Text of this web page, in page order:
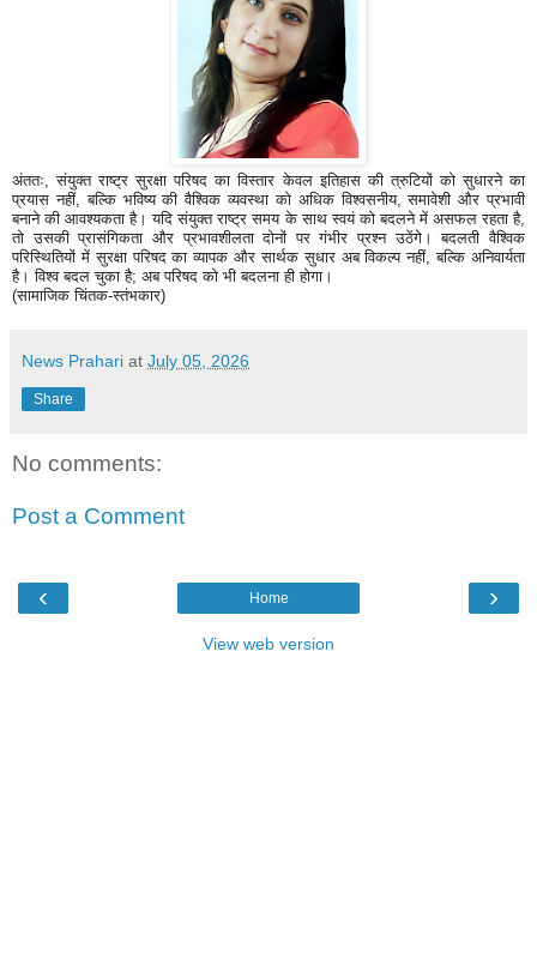
अंततः, संयुक्त राष्ट्र सुरक्षा परिषद का विस्तार केवल इतिहास की त्रुटियों को सुधारने का
प्रयास नहीं, बल्कि भविष्य की वैश्विक व्यवस्था को अधिक विश्वसनीय, समावेशी और प्रभावी
बनाने की आवश्यकता है। यदि संयुक्त राष्ट्र समय के साथ स्वयं को बदलने में असफल रहता है,
तो उसकी प्रासंगिकता और प्रभावशीलता दोनों पर गंभीर प्रश्न उठेंगे। बदलती वैश्विक
परिस्थितियों में सुरक्षा परिषद का व्यापक और सार्थक सुधार अब विकल्प नहीं, बल्कि अनिवार्यता
है। विश्व बदल चुका है; अब परिषद को भी बदलना ही होगा।
(सामाजिक चिंतक-स्तंभकार)
News Prahari at July 05, 2026
Share
No comments:
Post a Comment
‹ ›
Home
View web version